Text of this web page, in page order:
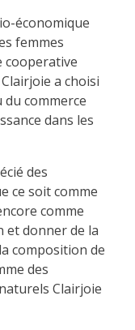
économique
femmes
cooperative
a choisi
commerce
dans les
des
ce soit comme
comme
et donner de la
composition de
des
Clairjoie